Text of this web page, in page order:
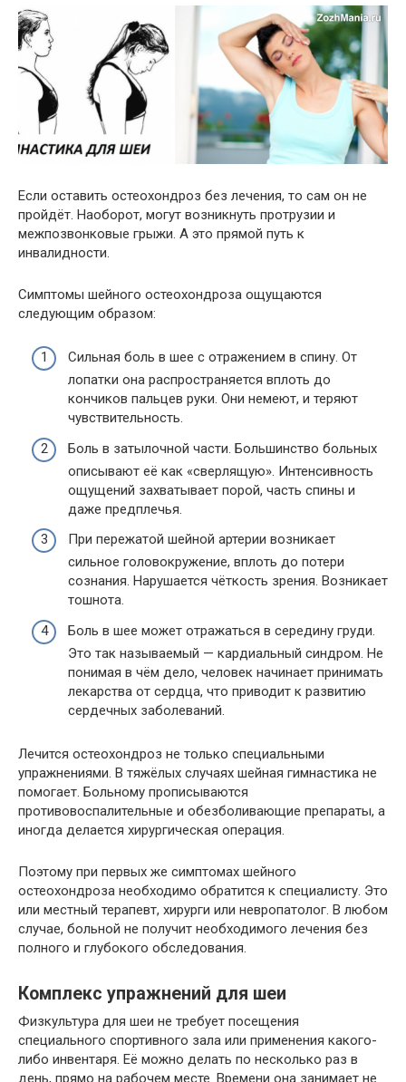
Если оставить остеохондроз без лечения, то сам он не
пройдёт. Наоборот, могут возникнуть протрузии и
межпозвонковые грыжи. А это прямой путь к
инвалидности.
Симптомы шейного остеохондроза ощущаются
следующим образом:
Сильная боль в шее с отражением в спину. От
лопатки она распространяется вплоть до
кончиков пальцев руки. Они немеют, и теряют
чувствительность.
Боль в затылочной части. Большинство больных
описывают её как «сверлящую». Интенсивность
ощущений захватывает порой, часть спины и
даже предплечья.
При пережатой шейной артерии возникает
сильное головокружение, вплоть до потери
сознания. Нарушается чёткость зрения. Возникает
тошнота.
Боль в шее может отражаться в середину груди.
Это так называемый — кардиальный синдром. Не
понимая в чём дело, человек начинает принимать
лекарства от сердца, что приводит к развитию
сердечных заболеваний.
Лечится остеохондроз не только специальными
упражнениями. В тяжёлых случаях шейная гимнастика не
помогает. Больному прописываются
противовоспалительные и обезболивающие препараты, а
иногда делается хирургическая операция.
Поэтому при первых же симптомах шейного
остеохондроза необходимо обратится к специалисту. Это
или местный терапевт, хирурги или невропатолог. В любом
случае, больной не получит необходимого лечения без
полного и глубокого обследования.
Комплекс упражнений для шеи
Физкультура для шеи не требует посещения
специального спортивного зала или применения какого-
либо инвентаря. Её можно делать по несколько раз в
день, прямо на рабочем месте. Времени она занимает не